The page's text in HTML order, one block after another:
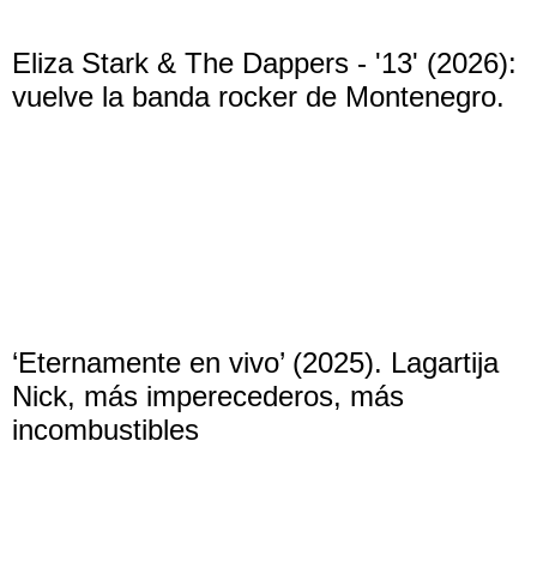
Eliza Stark & The Dappers - '13' (2026):
vuelve la banda rocker de Montenegro.
‘Eternamente en vivo’ (2025). Lagartija
Nick, más imperecederos, más
incombustibles